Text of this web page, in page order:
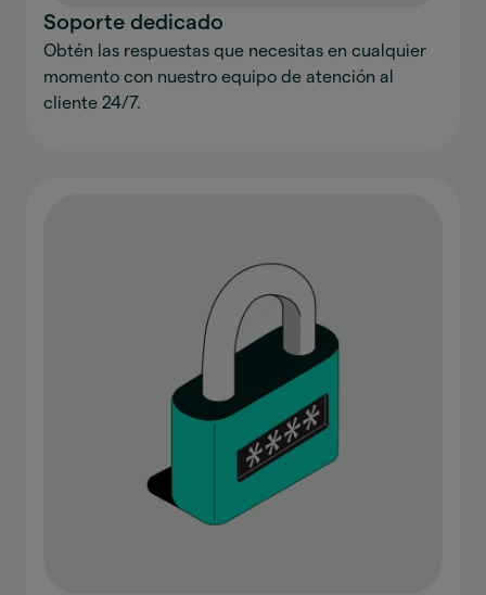
Soporte dedicado
Obtén las respuestas que necesitas en cualquier
momento con nuestro equipo de atención al
cliente 24/7.